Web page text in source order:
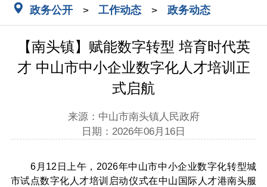
政务公开 > 工作动态 > 政务动态
【南头镇】赋能数字转型 培育时代英
才 中山市中小企业数字化人才培训正
式启航
来源：中山市南头镇人民政府
日期：2026年06月16日
6月12日上午，2026年中山市中小企业数字化转型城
市试点数字化人才培训启动仪式在中山国际人才港南头服